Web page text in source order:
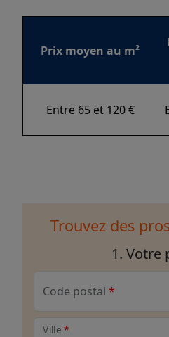
Prix moyen au m²
Entre 65 et 120 €
Trouvez des
1. Votre
Code postal
Ville